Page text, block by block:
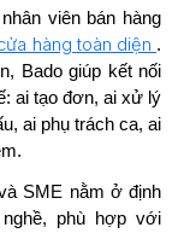
viên bán hàng
hàng toàn diện .
Bado giúp kết nối
ai tạo đơn, ai xử lý
ai phụ trách ca, ai
SME nằm ở định
phù hợp với